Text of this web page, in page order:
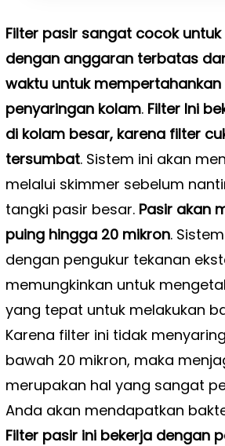
Filter pasir sangat cocok
dengan anggaran terbatas
waktu untuk
penyaringan kolam. Filter Ini
di kolam besar, karena filter
tersumbat. Sistem ini akan
melalui skimmer sebelum
tangki pasir besar. Pasir akan
puing hingga 20 mikron.
dengan pengukur tekanan
memungkinkan untuk
yang tepat untuk melakukan
Karena filter ini tidak
bawah 20 mikron, maka
merupakan hal yang sangat
Anda akan mendapatkan
Filter pasir ini bekerja dengan